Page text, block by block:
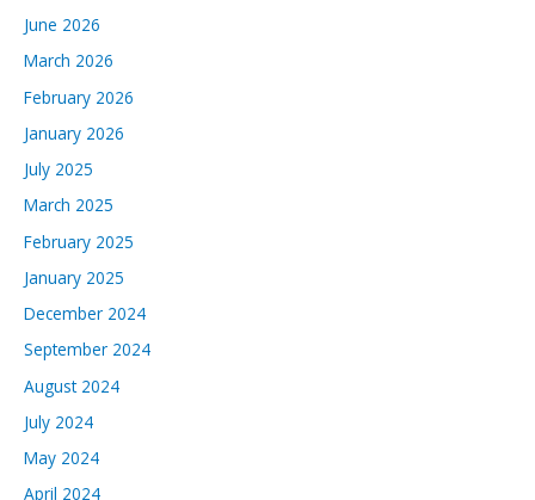
June 2026
March 2026
February 2026
January 2026
July 2025
March 2025
February 2025
January 2025
December 2024
September 2024
August 2024
July 2024
May 2024
April 2024